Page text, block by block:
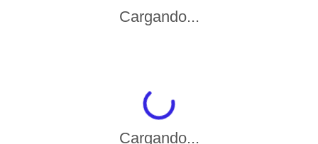
Cargando...
Cargando...